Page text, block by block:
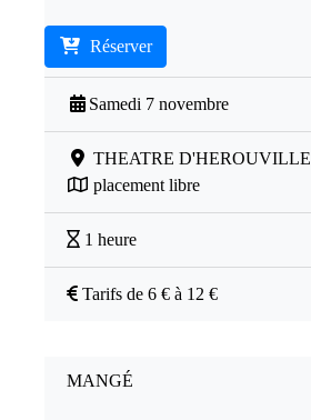
Réserver
Samedi 7 novembre
THEATRE D'HEROUVILLE
placement libre
1 heure
Tarifs de 6 € à 12 €
MANGÉ